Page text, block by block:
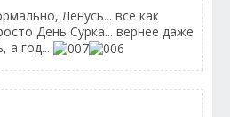
Ленусь... все как
День Сурка... вернее даже
а год...